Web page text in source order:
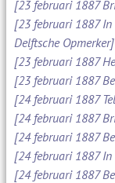
[23 februari 1887
[23 februari 1887
Delftsche Opmerker]
[23 februari 1887
[23 februari 1887
[24 februari 1887
[24 februari 1887
[24 februari 1887
[24 februari 1887
[24 februari 1887